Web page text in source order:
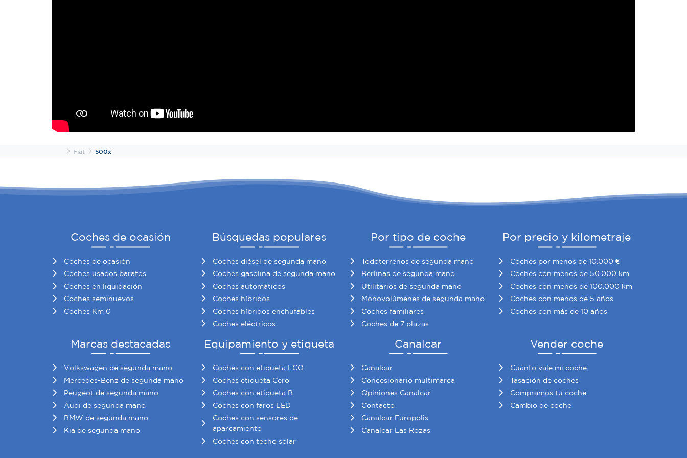
InicioFiat 500x
Coches de ocasión
Coches de ocasión
Coches usados baratos
Coches en liquidación
Coches seminuevos
Coches Km 0
Búsquedas populares
Coches diésel de segunda mano
Coches gasolina de segunda mano
Coches automáticos
Coches híbridos
Coches híbridos enchufables
Coches eléctricos
Por tipo de coche
Todoterrenos de segunda mano
Berlinas de segunda mano
Utilitarios de segunda mano
Monovolúmenes de segunda mano
Coches familiares
Coches de 7 plazas
Por precio y kilometraje
Coches por menos de 10.000 €
Coches con menos de 50.000 km
Coches con menos de 100.000 km
Coches con menos de 5 años
Coches con más de 10 años
Marcas destacadas
Volkswagen de segunda mano
Mercedes-Benz de segunda mano
Peugeot de segunda mano
Audi de segunda mano
BMW de segunda mano
Kia de segunda mano
Equipamiento y etiqueta
Coches con etiqueta ECO
Coches etiqueta Cero
Coches con etiqueta B
Coches con faros LED
Coches con sensores de
aparcamiento
Coches con techo solar
Canalcar
Canalcar
Concesionario multimarca
Opiniones Canalcar
Contacto
Canalcar Europolis
Canalcar Las Rozas
Vender coche
Cuánto vale mi coche
Tasación de coches
Compramos tu coche
Cambio de coche